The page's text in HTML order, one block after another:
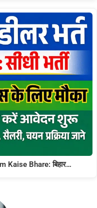
Kaise Bhare: बिहार…